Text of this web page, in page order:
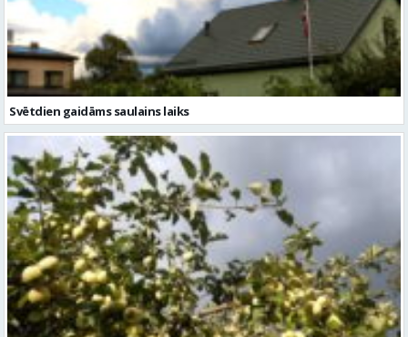
Svētdien gaidāms saulains laiks